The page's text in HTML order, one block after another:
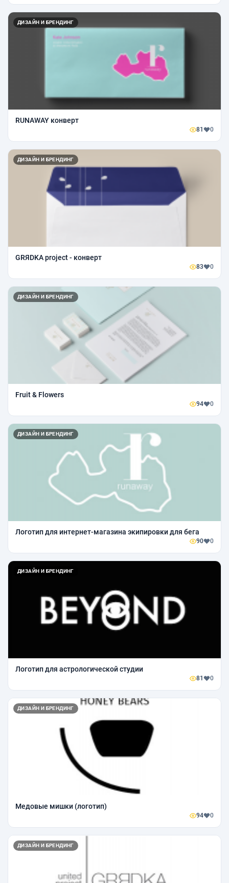
ДИЗАЙН И БРЕНДИНГ
RUNAWAY конверт
81 0
ДИЗАЙН И БРЕНДИНГ
GRЯDKA project - конверт
83 0
ДИЗАЙН И БРЕНДИНГ
Fruit & Flowers
94 0
ДИЗАЙН И БРЕНДИНГ
Логотип для интернет-магазина экипировки для бега
90 0
ДИЗАЙН И БРЕНДИНГ
Логотип для астрологической студии
81 0
ДИЗАЙН И БРЕНДИНГ
Медовые мишки (логотип)
94 0
ДИЗАЙН И БРЕНДИНГ